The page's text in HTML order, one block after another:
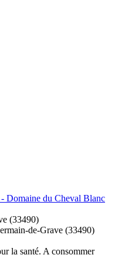
Domaine du Cheval Blanc
(33490)
de-Grave (33490)
la santé. A consommer